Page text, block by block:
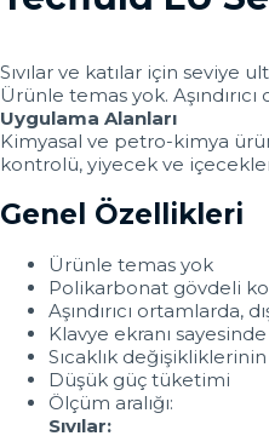
Sıvılar ve katılar için seviye
Ürünle temas yok.
Uygulama Alanları
Kimyasal ve petro-kimya
kontrolü, yiyecek ve
Genel Özellikleri
Ürünle temas yok
Polikarbonat gövdeli
Aşındırıcı ortamlarda,
Klavye ekranı
Sıcaklık
Düşük güç tüketimi
Ölçüm aralığı:
Sıvılar: